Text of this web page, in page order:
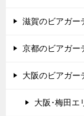
滋賀のビアガー
京都のビアガー
大阪のビアガー
大阪･梅田エ